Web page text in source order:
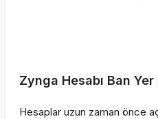
Zynga Hesabı Ban Yer
Hesaplar uzun zaman önce